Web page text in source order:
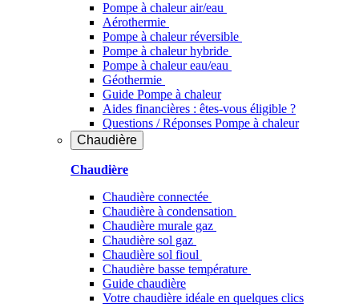
Pompe à chaleur air/eau
Aérothermie
Pompe à chaleur réversible
Pompe à chaleur hybride
Pompe à chaleur​ eau/eau
Géothermie
Guide Pompe à chaleur
Aides financières : êtes-vous éligible ?
Questions / Réponses Pompe à chaleur
Chaudière
Chaudière
Chaudière connectée
Chaudière à condensation
Chaudière murale gaz
Chaudière sol gaz
Chaudière sol fioul
Chaudière basse température
Guide chaudière
Votre chaudière idéale en quelques clics